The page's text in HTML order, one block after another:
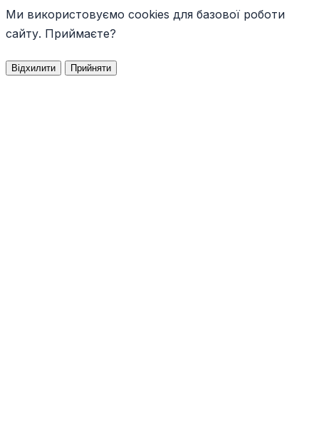
Ми використовуємо cookies для базової роботи
сайту. Приймаєте?
Відхилити Прийняти